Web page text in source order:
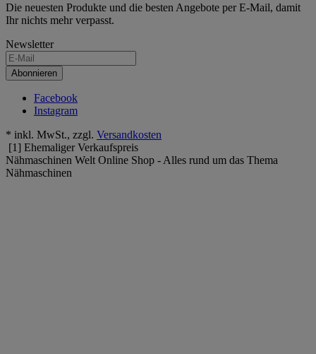
Die neuesten Produkte und die besten Angebote per E-Mail, damit
Ihr nichts mehr verpasst.
Newsletter
Abonnieren
Facebook
Instagram
* inkl. MwSt., zzgl. Versandkosten
[1] Ehemaliger Verkaufspreis
Nähmaschinen Welt Online Shop - Alles rund um das Thema
Nähmaschinen